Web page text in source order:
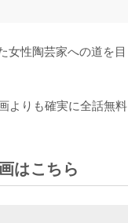
女性陶芸家への道を目
よりも確実に全話無料
はこちら